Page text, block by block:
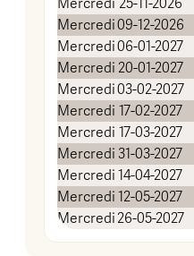
Mercredi 25-11-2026
Mercredi09-12-2026
Mercredi06-01-2027
Mercredi 20-01-2027
Mercredi03-02-2027
Mercredi 17-02-2027
Mercredi 17-03-2027
Mercredi 31-03-2027
Mercredi 14-04-2027
Mercredi 12-05-2027
Mercredi 26-05-2027